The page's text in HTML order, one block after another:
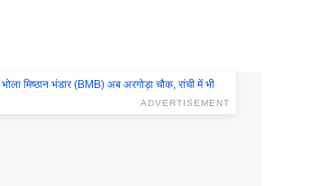
ADVERTISEMENT